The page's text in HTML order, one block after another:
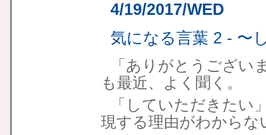
4/19/2017/WED
気になる言葉 2 - 〜
「ありがとうござい
も最近、よく聞く。
「していただきたい
現する理由がわからな